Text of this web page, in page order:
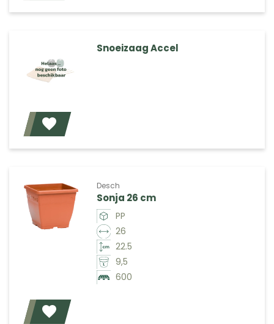
Snoeizaag Accel
Desch
Sonja 26 cm
PP
26
22.5
9,5
600